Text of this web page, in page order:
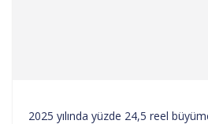
2025 yılında yüzde 24,5 reel